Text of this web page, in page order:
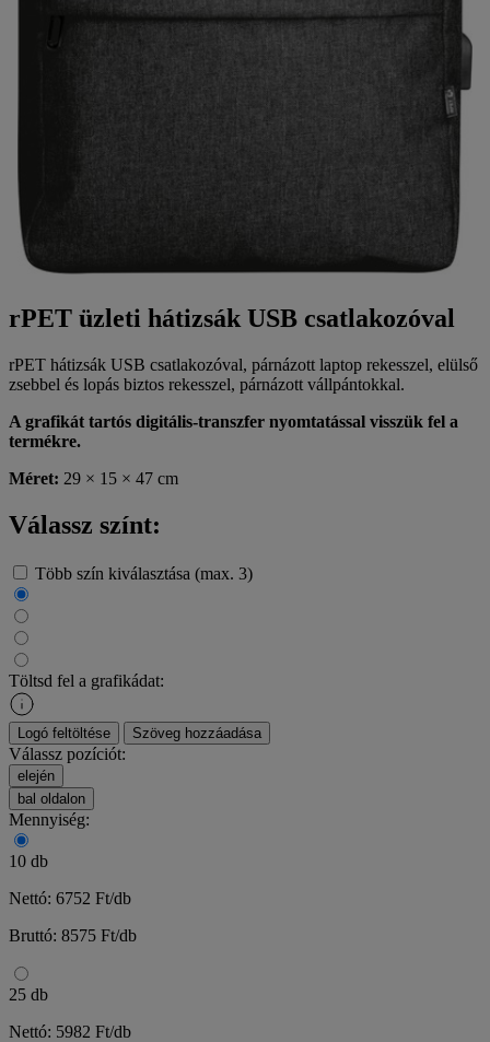
rPET üzleti hátizsák USB csatlakozóval
rPET hátizsák USB csatlakozóval, párnázott laptop rekesszel, elülső
zsebbel és lopás biztos rekesszel, párnázott vállpántokkal.
A grafikát tartós digitális-transzfer nyomtatással visszük fel a
termékre.
Méret: 29 × 15 × 47 cm
Válassz színt:
Több szín kiválasztása (max. 3)
Töltsd fel a grafikádat:
Logó feltöltése Szöveg hozzáadása
Válassz pozíciót:
elején
bal oldalon
Mennyiség:
10 db
Nettó: 6752 Ft/db
Bruttó: 8575 Ft/db
25 db
Nettó: 5982 Ft/db